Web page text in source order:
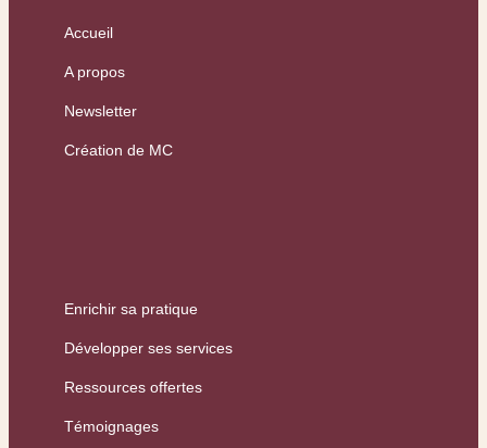
Accueil
A propos
Newsletter
Création de MC
Enrichir sa pratique
Développer ses services
Ressources offertes
Témoignages